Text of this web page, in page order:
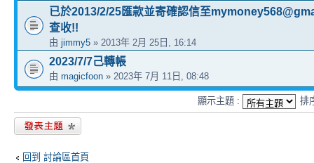
已於2013/2/25匯款並寄確認信至
查收!!
由 jimmy5 » 2013年 2月 25日, 16:14
2023/7/7己轉帳
由 magicfoon » 2023年 7月 11日, 08:48
顯示主題 : 排
發表新主題
回到 討論區首頁